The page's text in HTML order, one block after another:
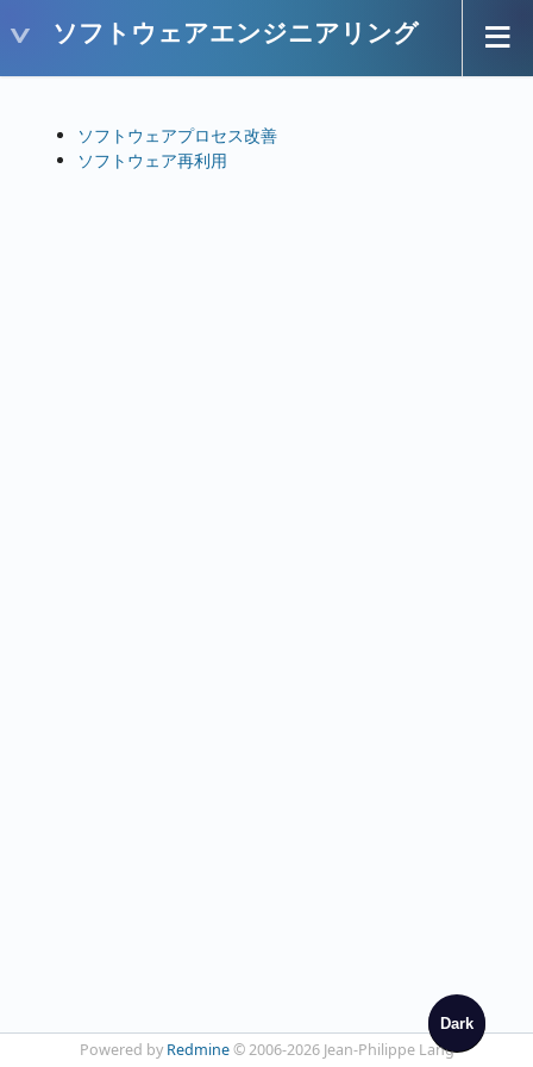
Dark
ソフトウェアエンジニアリング
ソフトウェアプロセス改善
ソフトウェア再利用
Powered by Redmine© 2006-2026 Jean-Philippe Lang